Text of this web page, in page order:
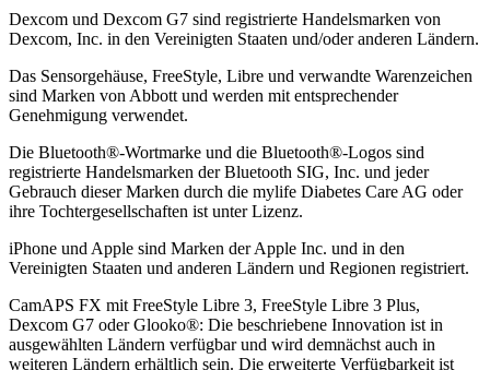
Dexcom und Dexcom G7 sind registrierte Handelsmarken von
Dexcom, Inc. in den Vereinigten Staaten und/oder anderen Ländern.
Das Sensorgehäuse, FreeStyle, Libre und verwandte Warenzeichen
sind Marken von Abbott und werden mit entsprechender
Genehmigung verwendet.
Die Bluetooth®-Wortmarke und die Bluetooth®-Logos sind
registrierte Handelsmarken der Bluetooth SIG, Inc. und jeder
Gebrauch dieser Marken durch die mylife Diabetes Care AG oder
ihre Tochtergesellschaften ist unter Lizenz.
iPhone und Apple sind Marken der Apple Inc. und in den
Vereinigten Staaten und anderen Ländern und Regionen registriert.
CamAPS FX mit FreeStyle Libre 3, FreeStyle Libre 3 Plus,
Dexcom G7 oder Glooko®: Die beschriebene Innovation ist in
ausgewählten Ländern verfügbar und wird demnächst auch in
weiteren Ländern erhältlich sein. Die erweiterte Verfügbarkeit ist